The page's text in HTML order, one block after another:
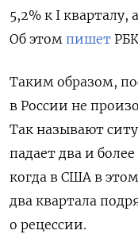
5,2% к I кварталу,
Об этом пишет
Таким образом,
в России не
Так называют
падает два и
когда в США в
два квартала
о рецессии.